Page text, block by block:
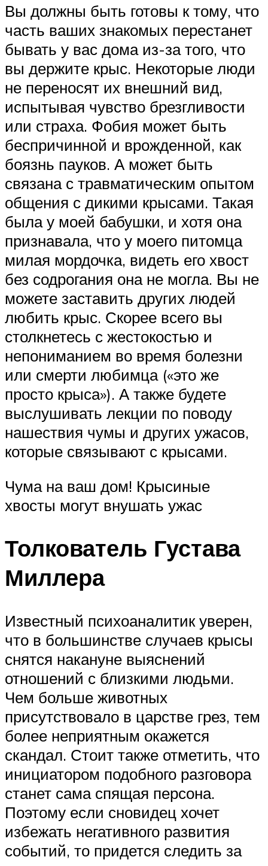
Вы должны быть готовы к тому, что
часть ваших знакомых перестанет
бывать у вас дома из-за того, что
вы держите крыс. Некоторые люди
не переносят их внешний вид,
испытывая чувство брезгливости
или страха. Фобия может быть
беспричинной и врожденной, как
боязнь пауков. А может быть
связана с травматическим опытом
общения с дикими крысами. Такая
была у моей бабушки, и хотя она
признавала, что у моего питомца
милая мордочка, видеть его хвост
без содрогания она не могла. Вы не
можете заставить других людей
любить крыс. Скорее всего вы
столкнетесь с жестокостью и
непониманием во время болезни
или смерти любимца («это же
просто крыса»). А также будете
выслушивать лекции по поводу
нашествия чумы и других ужасов,
которые связывают с крысами.
Чума на ваш дом! Крысиные
хвосты могут внушать ужас
Толкователь Густава
Миллера
Известный психоаналитик уверен,
что в большинстве случаев крысы
снятся накануне выяснений
отношений с близкими людьми.
Чем больше животных
присутствовало в царстве грез, тем
более неприятным окажется
скандал. Стоит также отметить, что
инициатором подобного разговора
станет сама спящая персона.
Поэтому если сновидец хочет
избежать негативного развития
событий, то придется следить за